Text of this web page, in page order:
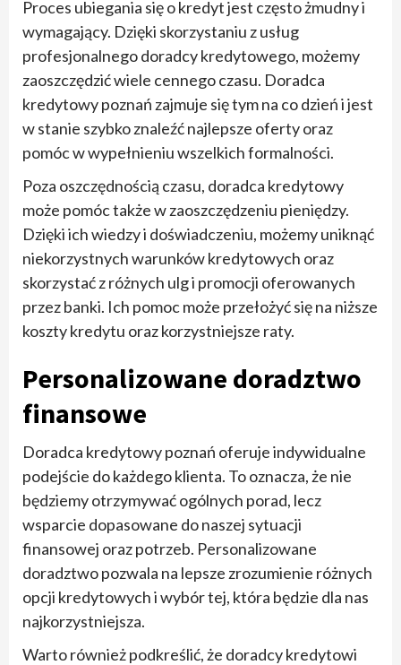
Proces ubiegania się o kredyt jest często żmudny i
wymagający. Dzięki skorzystaniu z usług
profesjonalnego doradcy kredytowego, możemy
zaoszczędzić wiele cennego czasu. Doradca
kredytowy poznań zajmuje się tym na co dzień i jest
w stanie szybko znaleźć najlepsze oferty oraz
pomóc w wypełnieniu wszelkich formalności.
Poza oszczędnością czasu, doradca kredytowy
może pomóc także w zaoszczędzeniu pieniędzy.
Dzięki ich wiedzy i doświadczeniu, możemy uniknąć
niekorzystnych warunków kredytowych oraz
skorzystać z różnych ulg i promocji oferowanych
przez banki. Ich pomoc może przełożyć się na niższe
koszty kredytu oraz korzystniejsze raty.
Personalizowane doradztwo
finansowe
Doradca kredytowy poznań oferuje indywidualne
podejście do każdego klienta. To oznacza, że nie
będziemy otrzymywać ogólnych porad, lecz
wsparcie dopasowane do naszej sytuacji
finansowej oraz potrzeb. Personalizowane
doradztwo pozwala na lepsze zrozumienie różnych
opcji kredytowych i wybór tej, która będzie dla nas
najkorzystniejsza.
Warto również podkreślić, że doradcy kredytowi